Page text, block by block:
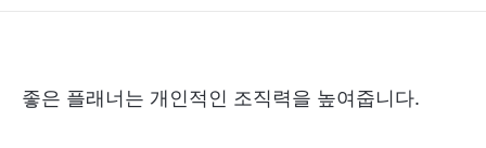
좋은 플래너는 개인적인 조직력을 높여줍니다.